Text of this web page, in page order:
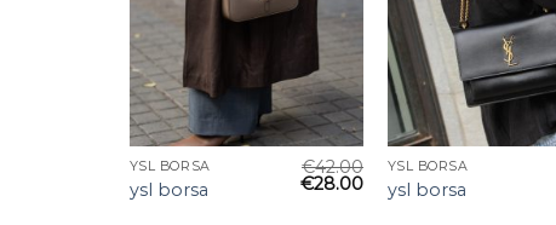
YSL BORSA
ysl borsa
€42.00
€28.00
YSL BORSA
ysl borsa